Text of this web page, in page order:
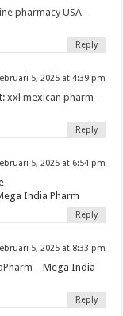
pharmacy USA –
Reply
5, 2025 at 4:39 pm
xxl mexican pharm –
Reply
5, 2025 at 6:54 pm
India Pharm
Reply
5, 2025 at 8:33 pm
– Mega India
Reply